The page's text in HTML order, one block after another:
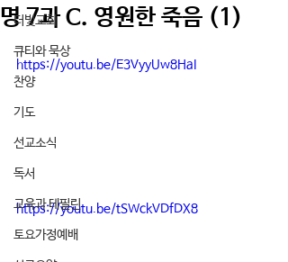
더빛교회
큐티와 묵상
찬양
기도
선교소식
독서
교육과 테필린
토요가정예배
명 7과 C. 영원한 죽음 (1)
https://youtu.be/E3VyyUw8HaI
https://youtu.be/tSWckVDfDX8